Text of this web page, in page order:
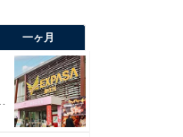
一ヶ月